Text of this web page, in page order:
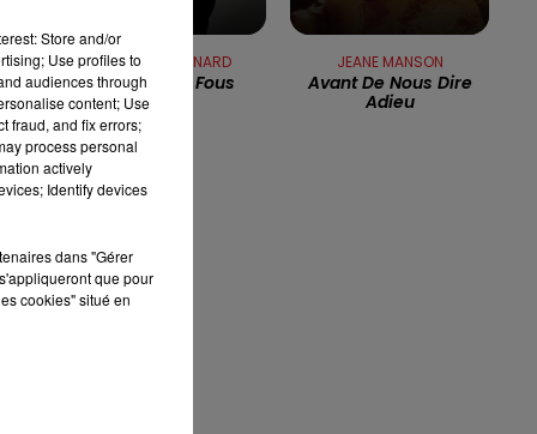
8h00 - 10h00
RDL WEEK-END
HERBERT LEONARD
Amoureux Fous
JEANE MANSON
Avant De Nous Dire
Adieu
Store and/or
Use profiles to
audiences through
content; Use
fraud, and fix errors;
process personal
actively
Identify devices
dans "Gérer
que pour
cookies" situé en